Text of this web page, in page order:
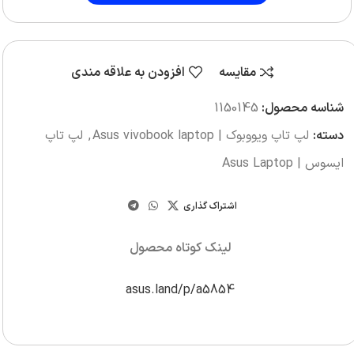
مقایسه
افزودن به علاقه مندی
شناسه محصول: 1150145
دسته: لپ تاپ ویووبوک | Asus vivobook laptop , لپ تاپ
ایسوس | Asus Laptop
اشتراک گذاری
لینک کوتاه محصول
asus.land/p/a5854